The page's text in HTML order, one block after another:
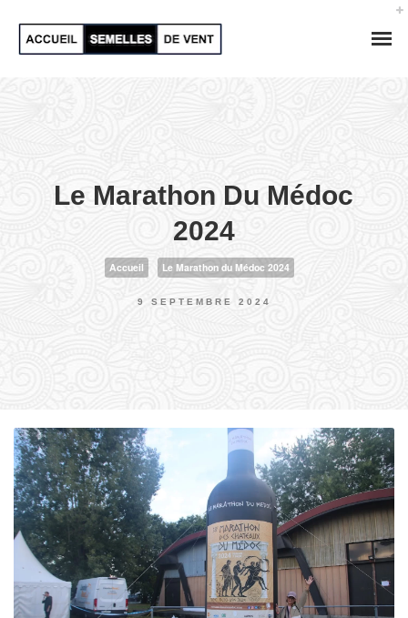
Le Marathon Du Médoc
2024
Accueil Le Marathon du Médoc 2024
9 SEPTEMBRE 2024